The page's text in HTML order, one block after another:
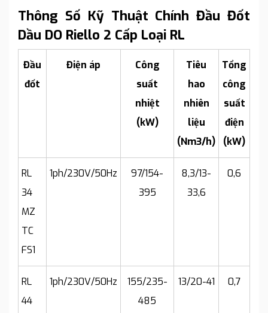
Thông Số Kỹ Thuật Chính Đầu Đốt
Dầu DO Riello 2 Cấp Loại RL
Đầu
đốt
Điện áp
Công
suất
nhiệt
(kW)
Tiêu
hao
nhiên
liệu
(Nm3/h)
Tổng
công
suất
điện
(kW)
RL
34
MZ
TC
FS1
1ph/230V/50Hz
97/154-
395
8,3/13-
33,6
0,6
RL
44
1ph/230V/50Hz
155/235-
485
13/20-41 0,7